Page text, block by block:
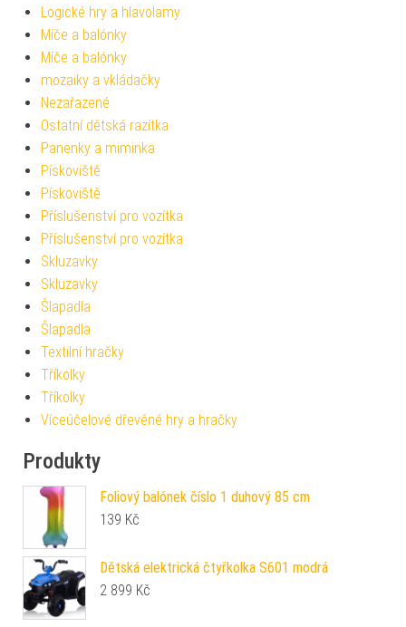
Logické hry a hlavolamy
Míče a balónky
Míče a balónky
mozaiky a vkládačky
Nezařazené
Ostatní dětská razítka
Panenky a miminka
Pískoviště
Pískoviště
Příslušenství pro vozítka
Příslušenství pro vozítka
Skluzavky
Skluzavky
Šlapadla
Šlapadla
Textilní hračky
Tříkolky
Tříkolky
Víceúčelové dřevěné hry a hračky
Produkty
Foliový balónek číslo 1 duhový 85 cm
139 Kč
Dětská elektrická čtyřkolka S601 modrá
2 899 Kč